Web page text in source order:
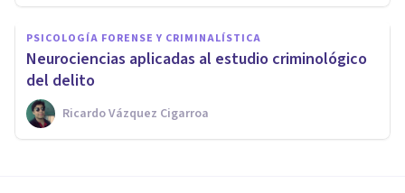
PSICOLOGÍA FORENSE Y CRIMINALÍSTICA
​Neurociencias aplicadas al estudio criminológico
del delito
Ricardo Vázquez Cigarroa